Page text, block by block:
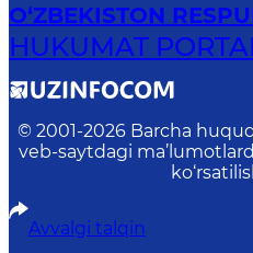
O‘ZBEKISTON
HUKUMAT
© 2001-2026 Barcha
veb-saytdagi
Avvalgi talqin